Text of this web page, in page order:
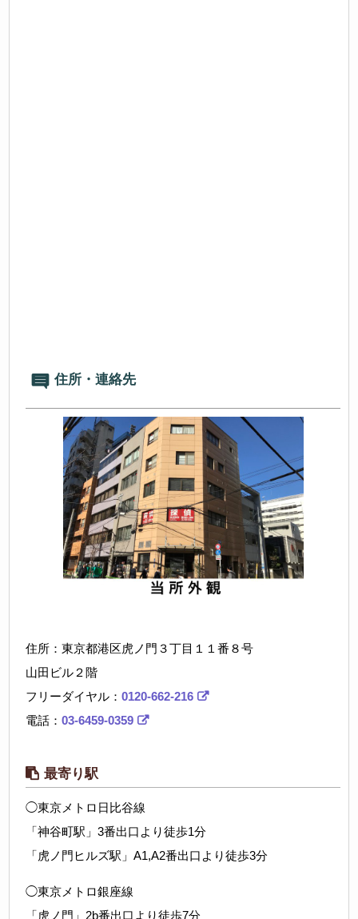
住所・連絡先
住所：東京都港区虎ノ門３丁目１１番８号
山田ビル２階
フリーダイヤル：0120-662-216
電話：03-6459-0359
最寄り駅
◯東京メトロ日比谷線
「神谷町駅」3番出口より徒歩1分
「虎ノ門ヒルズ駅」A1,A2番出口より徒歩3分
◯東京メトロ銀座線
「虎ノ門」2b番出口より徒歩7分